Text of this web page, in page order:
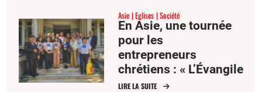
Asie Eglises Société
En Asie, une tournée
pour les
entrepreneurs
chrétiens : « L’Évangile
peut illuminer le
LIRE LA SUITE